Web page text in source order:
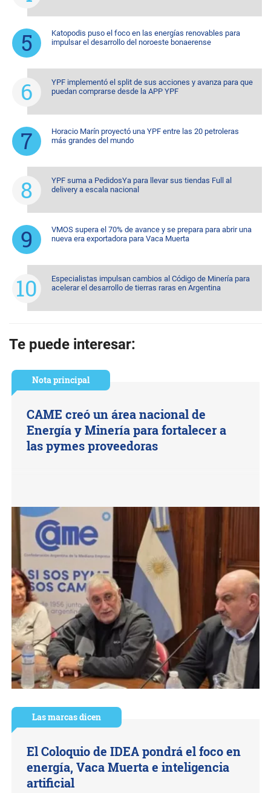
Katopodis puso el foco en las energías renovables para
impulsar el desarrollo del noroeste bonaerense
YPF implementó el split de sus acciones y avanza para que
puedan comprarse desde la APP YPF
Horacio Marín proyectó una YPF entre las 20 petroleras
más grandes del mundo
YPF suma a PedidosYa para llevar sus tiendas Full al
delivery a escala nacional
VMOS supera el 70% de avance y se prepara para abrir una
nueva era exportadora para Vaca Muerta
Especialistas impulsan cambios al Código de Minería para
acelerar el desarrollo de tierras raras en Argentina
Te puede interesar:
Nota principal
CAME creó un área nacional de
Energía y Minería para fortalecer a
las pymes proveedoras
Las marcas dicen
El Coloquio de IDEA pondrá el foco en
energía, Vaca Muerta e inteligencia
artificial